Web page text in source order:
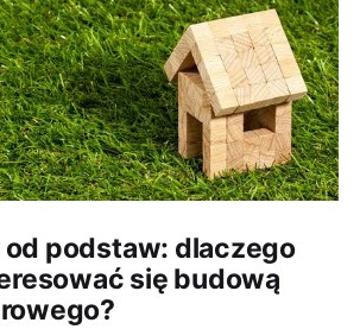
od podstaw: dlaczego
się budową